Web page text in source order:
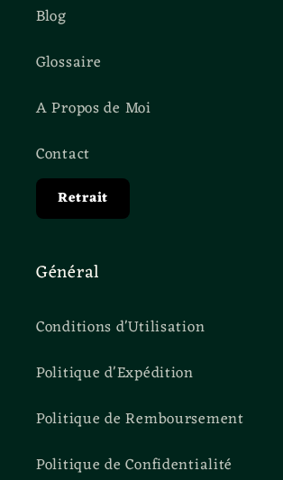
Blog
Glossaire
A Propos de Moi
Contact
Retrait
Général
Conditions d'Utilisation
Politique d'Expédition
Politique de Remboursement
Politique de Confidentialité